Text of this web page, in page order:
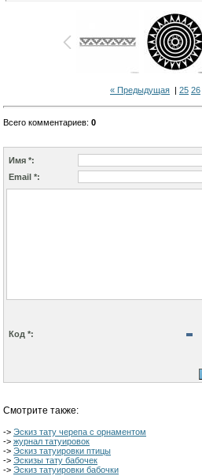
« Предыдущая | 25 26
Всего комментариев: 0
Имя *:
Email *:
Код *:
Смотрите также:
-> Эскиз тату черепа с орнаментом
-> журнал татуировок
-> Эскиз татуировки птицы
-> Эскизы тату бабочек
-> Эскиз татуировки бабочки